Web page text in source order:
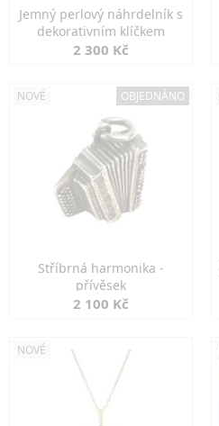
Jemný perlový náhrdelník s
dekorativním klíčkem
2 300 Kč
NOVÉ OBJEDNÁNO
Stříbrná harmonika -
přívěsek
2 100 Kč
NOVÉ